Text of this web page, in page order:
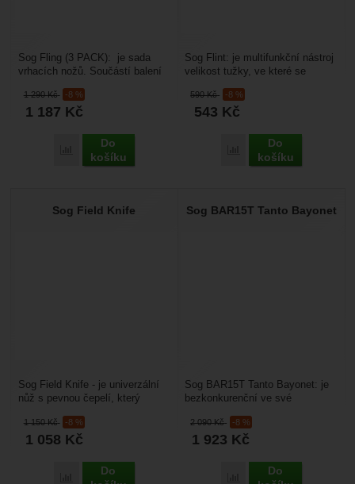
1 290Kč -8 %
1 187 Kč
Přidat 'Sog Fling' k porovnání
Do
košíku
Sog Fling (3 PACK): je sada
vrhacích nožů. Součástí balení
nylonové...
590Kč -8 %
543 Kč
Přidat 'Sog Flint' k
Do
košíku
Sog Flint: je multifunkční nástroj
velikost tužky, ve které se
a obranu....
Sog Field Knife
1 150Kč -8 %
1 058 Kč
Přidat 'Sog Field Knife' k porovnání
Do
Sog Field Knife - je univerzální
nůž s pevnou čepelí, který
vzít na houby...
Sog BAR15T Tanto Bayonet
2 090Kč -8 %
1 923 Kč
Přidat 'Sog BAR15T
Do
Sog BAR15T Tanto Bayonet: je
bezkonkurenční ve své
průraznosti. Je konstruován...